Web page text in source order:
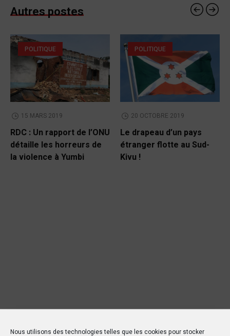
Nous utilisons des technologies telles que les cookies pour stocker
Autres postes
POLITIQUE
15 MARS 2019
RDC : Un rapport de l’ONU
détaille les horreurs de
la violence à Yumbi
POLITIQUE
20 OCTOBRE 2019
Le drapeau d’un pays
étranger flotte au Sud-
Kivu !